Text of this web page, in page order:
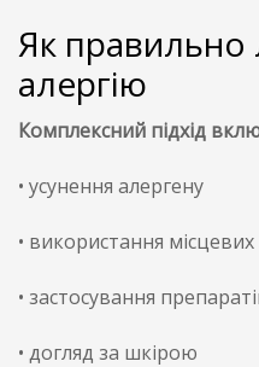
Як правильно
алергію
Комплексний підхід
• усунення алергену
• використання
• застосування
• догляд за шкірою